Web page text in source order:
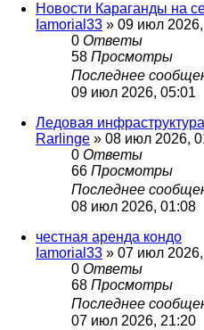
Новости Караганды на
Iamorial33 » 09 июл
0 Ответы
58 Просмотры
Последнее
09 июл 2026, 05:01
Ледовая
Rarlinge » 08 июл 2026,
0 Ответы
66 Просмотры
Последнее
08 июл 2026, 01:08
честная аренда кондо
Iamorial33 » 07 июл
0 Ответы
68 Просмотры
Последнее
07 июл 2026, 21:20